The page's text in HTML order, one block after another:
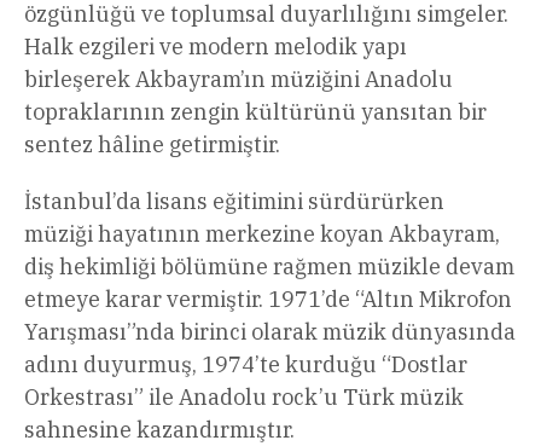
özgünlüğü ve toplumsal duyarlılığını simgeler.
Halk ezgileri ve modern melodik yapı
birleşerek Akbayram’ın müziğini Anadolu
topraklarının zengin kültürünü yansıtan bir
sentez hâline getirmiştir.
İstanbul’da lisans eğitimini sürdürürken
müziği hayatının merkezine koyan Akbayram,
diş hekimliği bölümüne rağmen müzikle devam
etmeye karar vermiştir. 1971’de “Altın Mikrofon
Yarışması”nda birinci olarak müzik dünyasında
adını duyurmuş, 1974’te kurduğu “Dostlar
Orkestrası” ile Anadolu rock’u Türk müzik
sahnesine kazandırmıştır.